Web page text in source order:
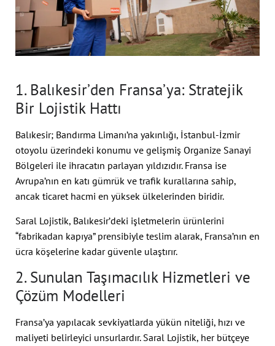
1. Balıkesir’den Fransa’ya: Stratejik
Bir Lojistik Hattı
Balıkesir; Bandırma Limanı’na yakınlığı, İstanbul-İzmir
otoyolu üzerindeki konumu ve gelişmiş Organize Sanayi
Bölgeleri ile ihracatın parlayan yıldızıdır. Fransa ise
Avrupa’nın en katı gümrük ve trafik kurallarına sahip,
ancak ticaret hacmi en yüksek ülkelerinden biridir.
Saral Lojistik, Balıkesir’deki işletmelerin ürünlerini
“fabrikadan kapıya” prensibiyle teslim alarak, Fransa’nın en
ücra köşelerine kadar güvenle ulaştırır.
2. Sunulan Taşımacılık Hizmetleri ve
Çözüm Modelleri
Fransa’ya yapılacak sevkiyatlarda yükün niteliği, hızı ve
maliyeti belirleyici unsurlardır. Saral Lojistik, her bütçeye